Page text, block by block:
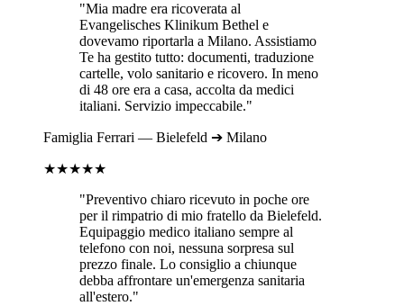
"Mia madre era ricoverata al
Evangelisches Klinikum Bethel e
dovevamo riportarla a Milano. Assistiamo
Te ha gestito tutto: documenti, traduzione
cartelle, volo sanitario e ricovero. In meno
di 48 ore era a casa, accolta da medici
italiani. Servizio impeccabile."
Famiglia Ferrari — Bielefeld ➔ Milano
★★★★★
"Preventivo chiaro ricevuto in poche ore
per il rimpatrio di mio fratello da Bielefeld.
Equipaggio medico italiano sempre al
telefono con noi, nessuna sorpresa sul
prezzo finale. Lo consiglio a chiunque
debba affrontare un'emergenza sanitaria
all'estero."